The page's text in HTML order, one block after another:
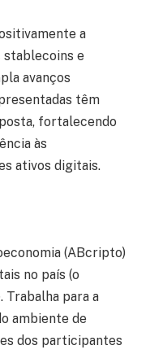
a
stablecoins e
avanços
têm
fortalecendo
às
ativos digitais.
(ABcripto)
no país (o
Trabalha para a
ambiente de
dos participantes